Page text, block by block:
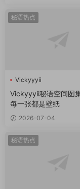
秘语热点
Vickyyyii
Vickyyyii秘语空间图
每一张都是壁纸
2026-07-04
秘语热点